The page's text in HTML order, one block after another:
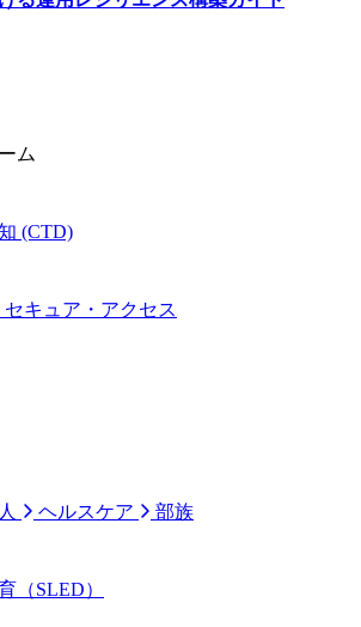
ム
(CTD)
セキュア・アクセス
ヘルスケア 部族
（SLED）